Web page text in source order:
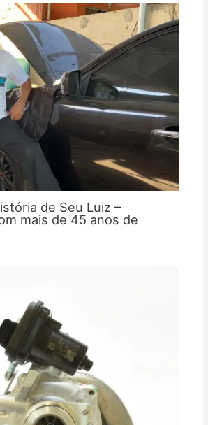
de Seu Luiz –
mais de 45 anos de